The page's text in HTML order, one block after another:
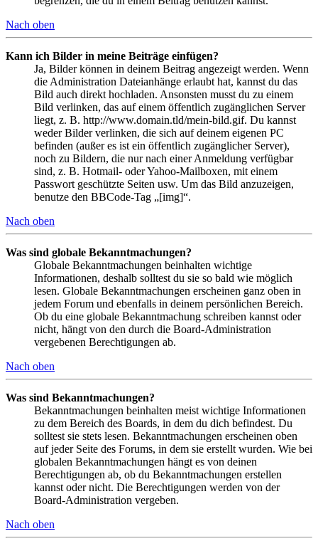
Nach oben
Kann ich Bilder in meine Beiträge einfügen?
Ja, Bilder können in deinem Beitrag angezeigt werden. Wenn
die Administration Dateianhänge erlaubt hat, kannst du das
Bild auch direkt hochladen. Ansonsten musst du zu einem
Bild verlinken, das auf einem öffentlich zugänglichen Server
liegt, z. B. http://www.domain.tld/mein-bild.gif. Du kannst
weder Bilder verlinken, die sich auf deinem eigenen PC
befinden (außer es ist ein öffentlich zugänglicher Server),
noch zu Bildern, die nur nach einer Anmeldung verfügbar
sind, z. B. Hotmail- oder Yahoo-Mailboxen, mit einem
Passwort geschützte Seiten usw. Um das Bild anzuzeigen,
benutze den BBCode-Tag „[img]“.
Nach oben
Was sind globale Bekanntmachungen?
Globale Bekanntmachungen beinhalten wichtige
Informationen, deshalb solltest du sie so bald wie möglich
lesen. Globale Bekanntmachungen erscheinen ganz oben in
jedem Forum und ebenfalls in deinem persönlichen Bereich.
Ob du eine globale Bekanntmachung schreiben kannst oder
nicht, hängt von den durch die Board-Administration
vergebenen Berechtigungen ab.
Nach oben
Was sind Bekanntmachungen?
Bekanntmachungen beinhalten meist wichtige Informationen
zu dem Bereich des Boards, in dem du dich befindest. Du
solltest sie stets lesen. Bekanntmachungen erscheinen oben
auf jeder Seite des Forums, in dem sie erstellt wurden. Wie bei
globalen Bekanntmachungen hängt es von deinen
Berechtigungen ab, ob du Bekanntmachungen erstellen
kannst oder nicht. Die Berechtigungen werden von der
Board-Administration vergeben.
Nach oben